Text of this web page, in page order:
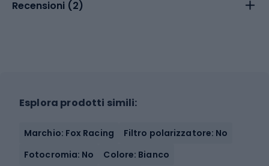
Recensioni (2)
Esplora prodotti simili:
Marchio: Fox Racing
Filtro polarizzatore: No
Fotocromia: No
Colore: Bianco